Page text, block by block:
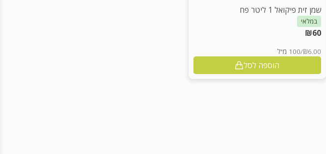
שמן זית פיקואל 1 ליטר פח
במלאי
₪60
₪6.00
/100 מ"ל
הוספה לסל